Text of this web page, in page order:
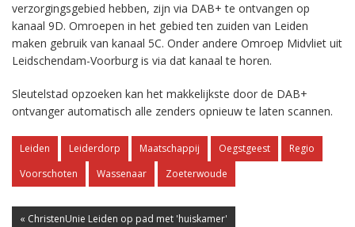
verzorgingsgebied hebben, zijn via DAB+ te ontvangen op
kanaal 9D. Omroepen in het gebied ten zuiden van Leiden
maken gebruik van kanaal 5C. Onder andere Omroep Midvliet uit
Leidschendam-Voorburg is via dat kanaal te horen.
Sleutelstad opzoeken kan het makkelijkste door de DAB+
ontvanger automatisch alle zenders opnieuw te laten scannen.
Leiden Leiderdorp Maatschappij Oegstgeest
Regio
Voorschoten
Wassenaar Zoeterwoude
« ChristenUnie Leiden op pad met 'huiskamer'